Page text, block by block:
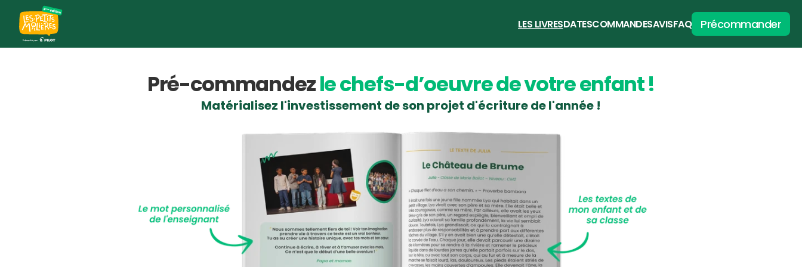
LES LIVRESDATESCOMMANDESAVISFAQ Précommander
Pré-commandez le chefs-d’oeuvre de votre enfant !
Matérialisez l'investissement de son projet d'écriture de l'année !